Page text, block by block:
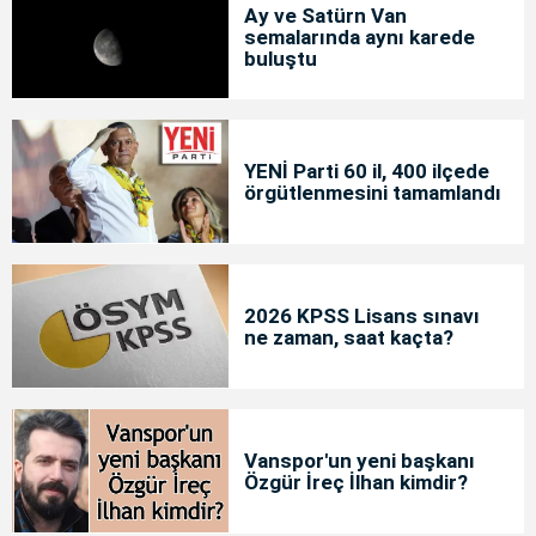
Ay ve Satürn Van
semalarında aynı karede
buluştu
YENİ Parti 60 il, 400 ilçede
örgütlenmesini tamamlandı
2026 KPSS Lisans sınavı
ne zaman, saat kaçta?
Vanspor'un yeni başkanı
Özgür İreç İlhan kimdir?